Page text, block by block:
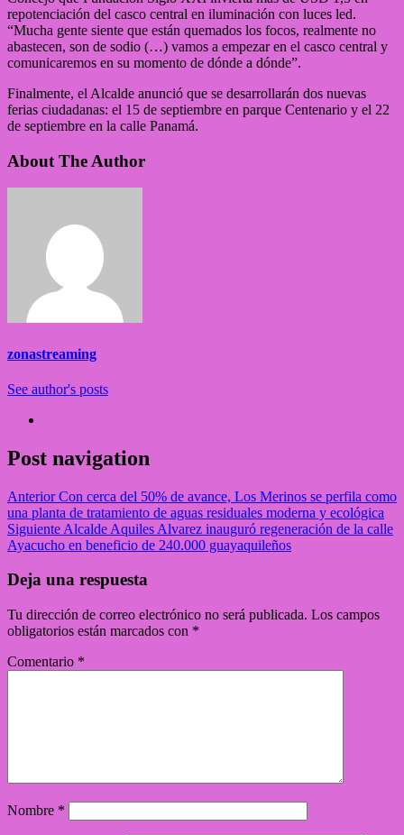
repotenciación del casco central en iluminación con luces led.
“Mucha gente siente que están quemados los focos, realmente no
abastecen, son de sodio (…) vamos a empezar en el casco central y
comunicaremos en su momento de dónde a dónde”.
Finalmente, el Alcalde anunció que se desarrollarán dos nuevas
ferias ciudadanas: el 15 de septiembre en parque Centenario y el 22
de septiembre en la calle Panamá.
About The Author
zonastreaming
See author's posts
Post navigation
AnteriorCon cerca del 50% de avance, Los Merinos se perfila como
una planta de tratamiento de aguas residuales moderna y ecológica
Siguiente Alcalde Aquiles Alvarez inauguró regeneración de la calle
Ayacucho en beneficio de 240.000 guayaquileños
Deja una respuesta
Tu dirección de correo electrónico no será publicada. Los campos
obligatorios están marcados con *
Comentario *
Nombre *